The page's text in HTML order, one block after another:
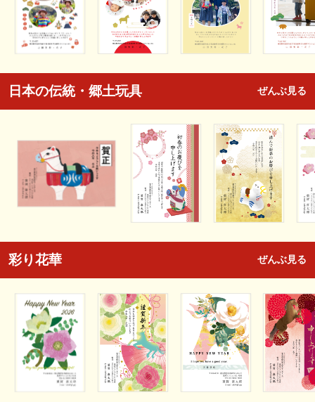
日本の伝統・郷土玩具 ぜんぶ見る
彩り花華 ぜんぶ見る